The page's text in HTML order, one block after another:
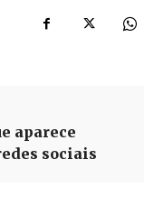
aparece
sociais